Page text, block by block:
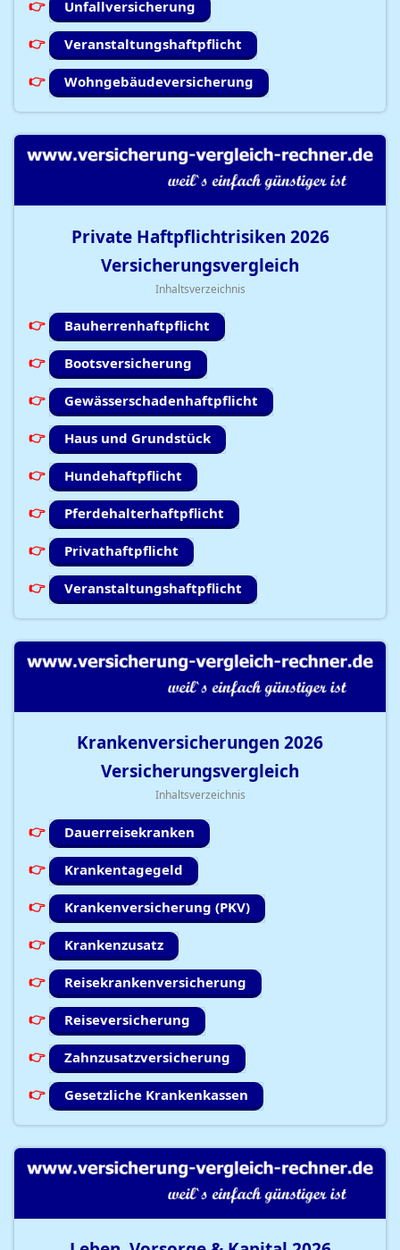
Unfallversicherung
Veranstaltungshaftpflicht
Wohngebäudeversicherung
Private Haftpflichtrisiken 2026
Versicherungsvergleich
Inhaltsverzeichnis
Bauherrenhaftpflicht
Bootsversicherung
Gewässerschadenhaftpflicht
Haus und Grundstück
Hundehaftpflicht
Pferdehalterhaftpflicht
Privathaftpflicht
Veranstaltungshaftpflicht
Krankenversicherungen 2026
Versicherungsvergleich
Inhaltsverzeichnis
Dauerreisekranken
Krankentagegeld
Krankenversicherung (PKV)
Krankenzusatz
Reisekrankenversicherung
Reiseversicherung
Zahnzusatzversicherung
Gesetzliche Krankenkassen